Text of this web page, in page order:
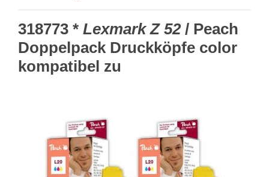
318773 * Lexmark Z 52/ Peach
Doppelpack Druckköpfe color
kompatibel zu